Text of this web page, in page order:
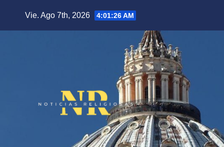
Vie. Ago 7th, 2026 4:01:27 AM